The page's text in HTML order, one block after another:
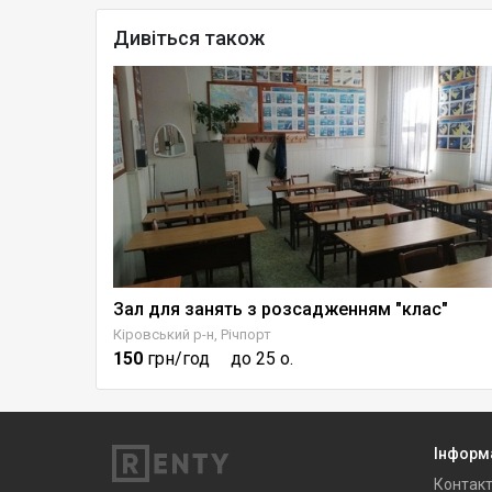
Дивіться також
Зал для занять з розсадженням "клас"
Кіровський р-н, Річпорт
150 грн/год до 25 о.